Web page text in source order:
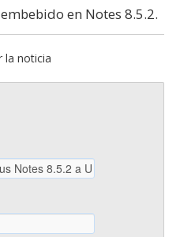
en Notes 8.5.2.
la noticia